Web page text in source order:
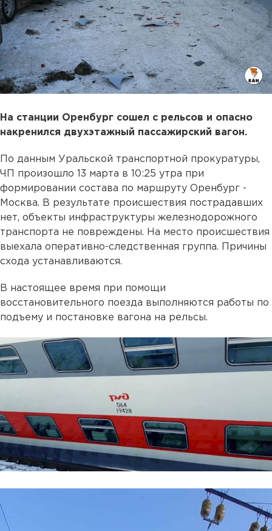
На станции Оренбург сошел с рельсов и опасно
накренился двухэтажный пассажирский вагон.
По данным Уральской транспортной прокуратуры,
ЧП произошло 13 марта в 10:25 утра при
формировании состава по маршруту Оренбург -
Москва. В результате происшествия пострадавших
нет, объекты инфраструктуры железнодорожного
транспорта не повреждены. На место происшествия
выехала оперативно-следственная группа. Причины
схода устанавливаются.
В настоящее время при помощи
восстановительного поезда выполняются работы по
подъему и постановке вагона на рельсы.